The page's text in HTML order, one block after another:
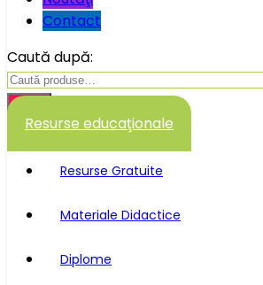
Contact
Caută după:
Caută
Resurse educaţionale
Resurse Gratuite
Materiale Didactice
Diplome